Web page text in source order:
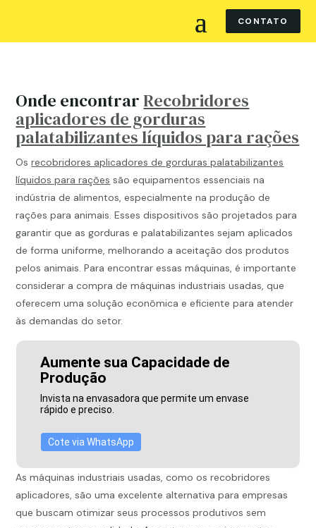
CONTATO
Onde encontrarRecobridores
aplicadores de gorduras
palatabilizantes líquidos para rações
Osrecobridores aplicadores de gorduras palatabilizantes
líquidos para rações são equipamentos essenciais na
indústria de alimentos, especialmente na produção de
rações para animais. Esses dispositivos são projetados para
garantir que as gorduras e palatabilizantes sejam aplicados
de forma uniforme, melhorando a aceitação dos produtos
pelos animais. Para encontrar essas máquinas, é importante
considerar a compra de máquinas industriais usadas, que
oferecem uma solução econômica e eficiente para atender
às demandas do setor.
Aumente sua Capacidade de
Produção
Invista na envasadora que permite um envase
rápido e preciso.
Cote via WhatsApp
As máquinas industriais usadas, como os recobridores
aplicadores, são uma excelente alternativa para empresas
que buscam otimizar seus processos produtivos sem